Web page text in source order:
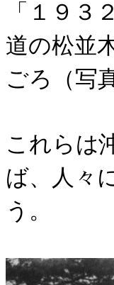
「１９
道の松並
ごろ（写
これらは
ば、人々
う。